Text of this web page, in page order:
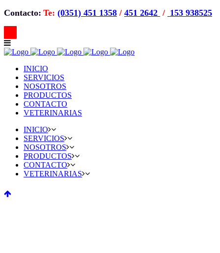
Contacto: Te: (0351) 451 1358 / 451 2642 / 153 938525
INICIO
SERVICIOS
NOSOTROS
PRODUCTOS
CONTACTO
VETERINARIAS
INICIO
SERVICIOS
NOSOTROS
PRODUCTOS
CONTACTO
VETERINARIAS